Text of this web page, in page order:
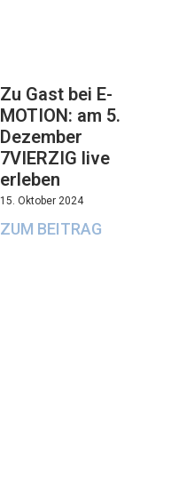
Zu Gast bei E-
MOTION: am 5.
Dezember
7VIERZIG live
erleben
15. Oktober 2024
ZUM BEITRAG